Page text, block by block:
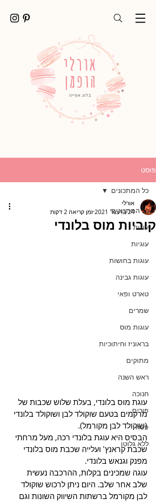
פוסט
כל המתכונים
עוגות
עוגיות
עוגות בחושות
עוגות גבינה
טארט ופאי
שמרים
עוגות מוס
בראוניז וחיתוכיות
מתוקים
ראש השנה
חנוכה
פורים
פסח
ללא גלוטן
כל המתכונים
קוביות מוס בלונדי
אורלי
24 בדצמ׳ 2021
זמן קריאה 2 דקות
עוגת מוס בלונדי, בעלת שלוש שכבות של
מרקמים בטעם שוקולד לבן ושוקולד בלונדי
(שוקולד לבן מקורמל).
הבסיס היא עוגת בלונדי רכה, מעל מרחתי
שכבת קראנץ' ועלייה שכבת מוס בלונדי
מפנק וגנאש בלונדי.
עוגה שמכינים בקלות, ההרכבה נעשית
שלב אחר שלב. היום ניתן לרכוש שוקולד
לבן מקורמל ברשתות השיווק השונות וגם